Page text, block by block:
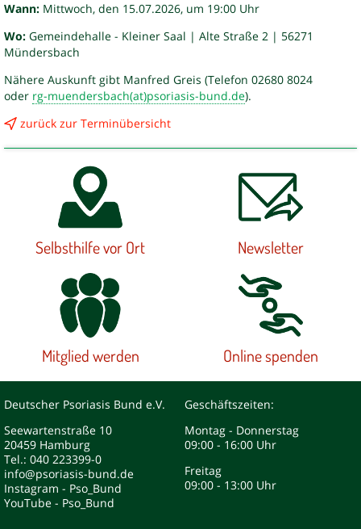
Wann: Mittwoch, den 15.07.2026, um 19:00 Uhr
Wo: Gemeindehalle - Kleiner Saal | Alte Straße 2 | 56271
Mündersbach
Nähere Auskunft gibt Manfred Greis (Telefon 02680 8024
oder rg-muendersbach(at)psoriasis-bund.de).
zurück zur Terminübersicht
Selbsthilfe vor Ort Newsletter
Mitglied werden Online spenden
Deutscher Psoriasis Bund e.V.
Seewartenstraße 10
20459 Hamburg
Tel.: 040 223399-0
info@psoriasis-bund.de
Instagram - Pso_Bund
YouTube - Pso_Bund
Geschäftszeiten:
Montag - Donnerstag
09:00 - 16:00 Uhr
Freitag
09:00 - 13:00 Uhr